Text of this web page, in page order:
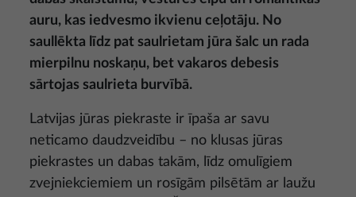
auru, kas iedvesmo ikvienu ceļotāju. No
saullēkta līdz pat saulrietam jūra šalc un rada
mierpilnu noskaņu, bet vakaros debesis
sārtojas saulrieta burvībā.
Latvijas jūras piekraste ir īpaša ar savu
neticamo daudzveidību – no klusas jūras
piekrastes un dabas takām, līdz omulīgiem
zvejniekciemiem un rosīgām pilsētām ar laužu